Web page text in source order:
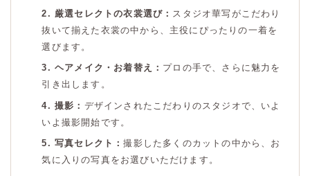
2. 厳選セレクトの衣裳選び： スタジオ華写がこだわり
抜いて揃えた衣裳の中から、主役にぴったりの一着を
選びます。
3. ヘアメイク・お着替え： プロの手で、さらに魅力を
引き出します。
4. 撮影： デザインされたこだわりのスタジオで、いよ
いよ撮影開始です。
5. 写真セレクト：撮影した多くのカットの中から、お
気に入りの写真をお選びいただけます。